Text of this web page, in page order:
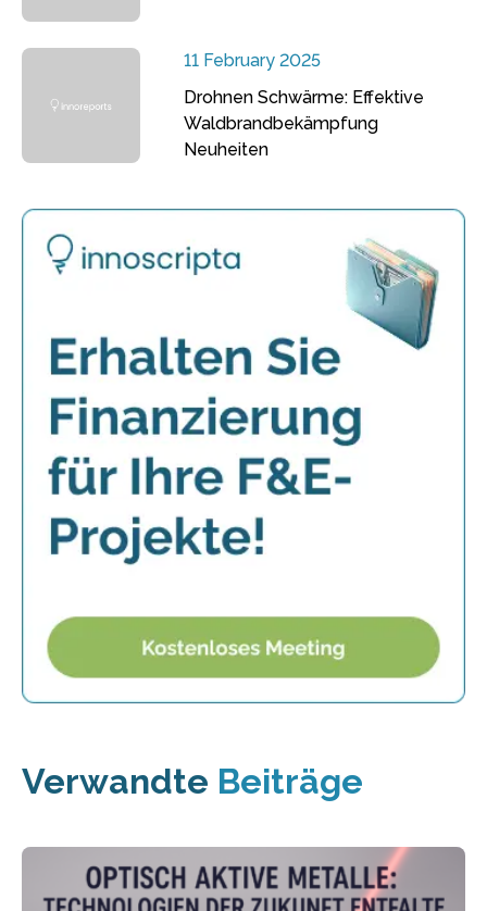
11 February 2025
Drohnen Schwärme: Effektive
Waldbrandbekämpfung
Neuheiten
Verwandte Beiträge